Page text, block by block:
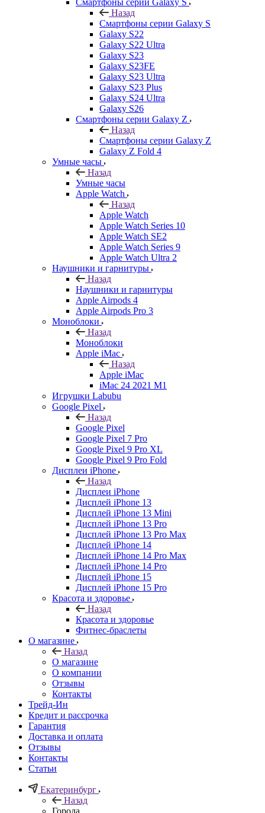
Смартфоны серии Galaxy S
Назад
Смартфоны серии Galaxy S
Galaxy S22
Galaxy S22 Ultra
Galaxy S23
Galaxy S23FE
Galaxy S23 Ultra
Galaxy S23 Plus
Galaxy S24 Ultra
Galaxy S26
Смартфоны серии Galaxy Z
Назад
Смартфоны серии Galaxy Z
Galaxy Z Fold 4
Умные часы
Назад
Умные часы
Apple Watch
Назад
Apple Watch
Apple Watch Series 10
Apple Watch SE2
Apple Watch Series 9
Apple Watch Ultra 2
Наушники и гарнитуры
Назад
Наушники и гарнитуры
Apple Airpods 4
Apple Airpods Pro 3
Моноблоки
Назад
Моноблоки
Apple iMac
Назад
Apple iMac
iMac 24 2021 M1
Игрушки Labubu
Google Pixel
Назад
Google Pixel
Google Pixel 7 Pro
Google Pixel 9 Pro XL
Google Pixel 9 Pro Fold
Дисплеи iPhone
Назад
Дисплеи iPhone
Дисплей iPhone 13
Дисплей iPhone 13 Mini
Дисплей iPhone 13 Pro
Дисплей iPhone 13 Pro Max
Дисплей iPhone 14
Дисплей iPhone 14 Pro Max
Дисплей iPhone 14 Pro
Дисплей iPhone 15
Дисплей iPhone 15 Pro
Красота и здоровье
Назад
Красота и здоровье
Фитнес-браслеты
О магазине
Назад
О магазине
О компании
Отзывы
Контакты
Трейд-Ин
Кредит и рассрочка
Гарантия
Доставка и оплата
Отзывы
Контакты
Статьи
Екатеринбург
Назад
Города